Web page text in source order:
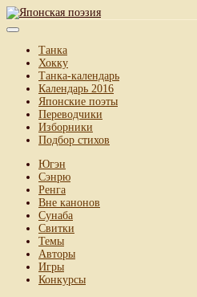
Танка
Хокку
Танка-календарь
Календарь 2016
Японские поэты
Переводчики
Изборники
Подбор стихов
Югэн
Сэнрю
Ренга
Вне канонов
Сунаба
Свитки
Темы
Авторы
Игры
Конкурсы